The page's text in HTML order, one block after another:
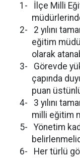
1-
İlçe Milli
2-
2 yılını
eğitim
olarak
3-
Görevde
çapında
puan
4-
3 yılını
milli eğitim
5-
Yönetim
6-
Her türlü